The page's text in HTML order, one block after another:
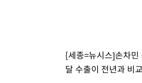
[세종=뉴시스]손차민
달 수출이 전년과 비